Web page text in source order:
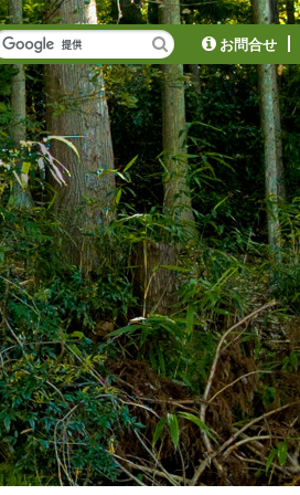
お問合せ